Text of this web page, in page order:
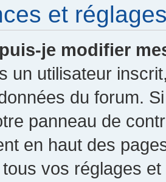
et
je modifier
un utilisateur
du forum.
panneau de
en haut des
vos réglages